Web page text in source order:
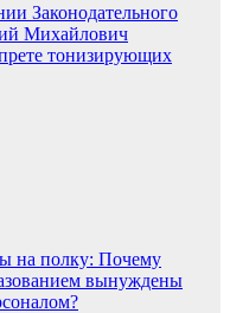
Законодательного
Михайлович
тонизирующих
на полку: Почему
вынуждены